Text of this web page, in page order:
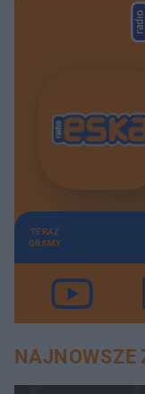
TERAZ
GRAMY
NAJNOWSZE